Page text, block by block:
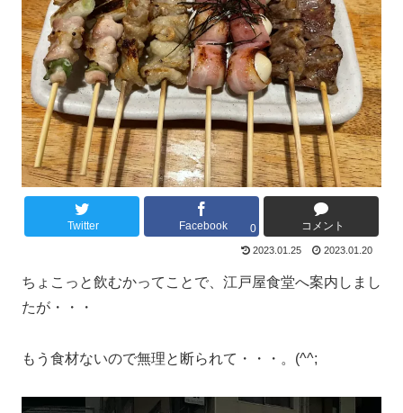
Twitter Facebook 0 コメント
2023.01.25 2023.01.20
ちょこっと飲むかってことで、江戸屋食堂へ案内しまし
たが・・・
もう食材ないので無理と断られて・・・。(^^;